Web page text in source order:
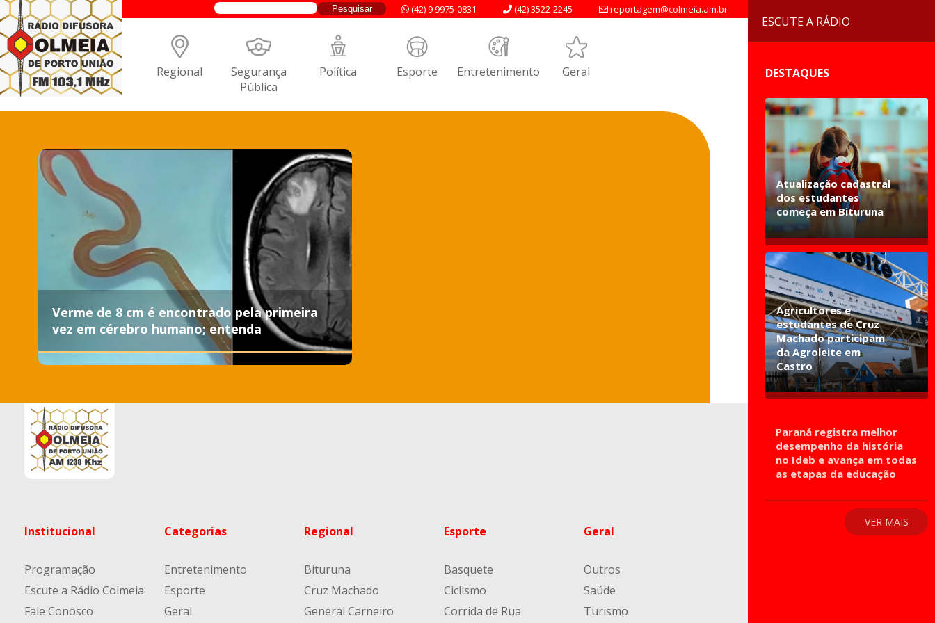
reportagem@colmeia.am.br
(42) 3522-2245
(42) 9 9975-0831
Regional Segurança
Pública
Política Esporte Entretenimento Geral
Verme de 8 cm é encontrado pela primeira
vez em cérebro humano; entenda
Institucional
Programação
Escute a Rádio Colmeia
Fale Conosco
Categorias
Entretenimento
Esporte
Geral
Regional
Bituruna
Cruz Machado
General Carneiro
Esporte
Basquete
Ciclismo
Corrida de Rua
Geral
Outros
Saúde
Turismo
ESCUTE A RÁDIO
DESTAQUES
Atualização cadastral
dos estudantes
começa em Bituruna
Agricultores e
estudantes de Cruz
Machado participam
da Agroleite em
Castro
Paraná registra melhor
desempenho da história
no Ideb e avança em todas
as etapas da educação
VER MAIS